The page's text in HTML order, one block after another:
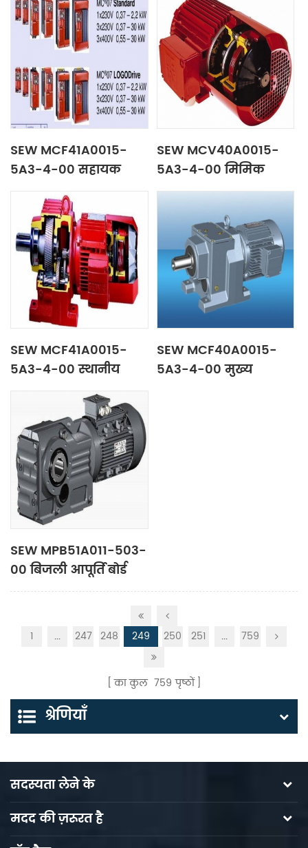
SEW MCF41A0015-
5A3-4-00 सहायक
SEW MCV40A0015-
5A3-4-00 मिमिक
कंट्रोल पैनल
SEW MCF41A0015-
5A3-4-00 स्थानीय
SEW MCF40A0015-
5A3-4-00 मुख्य
SEW MPB51A011-503-
00 बिजली आपूर्ति बोर्ड
1 ... 247 248 249 250 251 ... 759
का कुल 759 पृष्ठों
श्रेणियाँ
सदस्यता लेने के
मदद की ज़रूरत है